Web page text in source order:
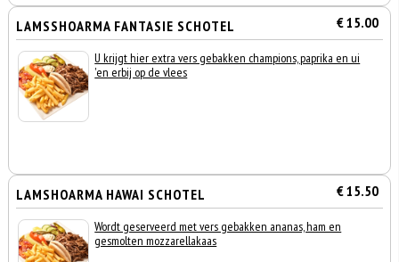
LAMSSHOARMA FANTASIE SCHOTEL € 15.00
U krijgt hier extra vers gebakken champions, paprika en ui
'en erbij op de vlees
LAMSHOARMA HAWAI SCHOTEL € 15.50
Wordt geserveerd met vers gebakken ananas, ham en
gesmolten mozzarellakaas